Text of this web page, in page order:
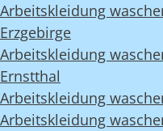
Arbeitskleidung
Erzgebirge
Arbeitskleidung
Ernstthal
Arbeitskleidung
Arbeitskleidung